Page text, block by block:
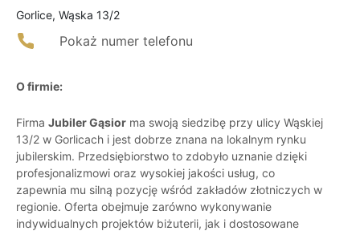
Gorlice, Wąska 13/2
Pokaż numer telefonu
O firmie:
Firma Jubiler Gąsior ma swoją siedzibę przy ulicy Wąskiej
13/2 w Gorlicach i jest dobrze znana na lokalnym rynku
jubilerskim. Przedsiębiorstwo to zdobyło uznanie dzięki
profesjonalizmowi oraz wysokiej jakości usług, co
zapewnia mu silną pozycję wśród zakładów złotniczych w
regionie. Oferta obejmuje zarówno wykonywanie
indywidualnych projektów biżuterii, jak i dostosowane